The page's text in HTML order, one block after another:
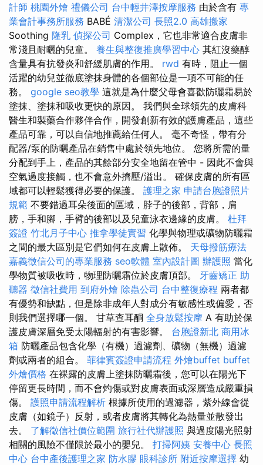
計師 桃園外燴 禮儀公司 台中輕井澤按摩服務 由於含有 專
業會計事務所服務 BABÉ 清潔公司 長照2.0 高雄搬家
Soothing 隆乳 偵探公司 Complex，它也非常適合皮膚非
常淺且耐曬的兒童。 養生與整復推廣學習中心 其紅沒藥醇
含量具有抗發炎和舒緩肌膚的作用。 rwd 有時，阻止一個
活躍的幼兒並徹底塗抹身體的各個部位是一項不可能的任
務。 google seo教學 這就是為什麼父母會喜歡防曬霜易於
塗抹、塗抹和吸收更快的原因。 我們與全球領先的皮膚科
醫生和製藥合作夥伴合作，開發創新有效的護膚產品，這些
產品可靠，可以自信地推薦給任何人。 毫不奇怪，帶有分
配器/泵的防曬產品在銷售中處於領先地位。 您將所需的量
分配到手上，產品的其餘部分安全地留在管中 - 因此不會與
空氣過度接觸，也不會意外擠壓/溢出。 確保皮膚的所有區
域都可以輕鬆獲得必要的保護。 護理之家 申請台胞證照片
規範 不要錯過耳朵後面的區域，脖子的後部，背部，肩
膀，手和腳，手臂的後部以及兒童泳衣邊緣的皮膚。 杜拜
簽證 竹北月子中心 推拿學徒實習 化學與物理或礦物防曬霜
之間的最大區別是它們如何在皮膚上散佈。 天母撥筋療法
嘉義徵信公司的專業服務 seo軟體 室內設計圖 辦護照 當化
學物質被吸收時，物理防曬霜位於皮膚頂部。 牙齒矯正 助
聽器 徵信社費用 到府外燴 除蟲公司 台中整復療程 兩者都
有優勢和缺點，但是除非成年人對成分有敏感性或偏愛，否
則我們選擇哪一個。 甘草查耳酮 全身放鬆按摩 A 有助於保
護皮膚深層免受太陽輻射的有害影響。 台胞證新北 商用冰
箱 防曬產品包含化學（有機）過濾劑、礦物（無機）過濾
劑或兩者的組合。 菲律賓簽證申請流程 外燴buffet buffet
外燴價格 在裸露的皮膚上塗抹防曬霜後，您可以在陽光下
停留更長時間，而不會灼傷或對皮膚表面或深層造成嚴重損
傷。 護照申請流程解析 根據所使用的過濾器，紫外線會從
皮膚（如鏡子）反射，或者皮膚將其轉化為熱量並散發出
去。 了解徵信社價位範圍 旅行社代辦護照 與過度陽光照射
相關的風險不僅限於最小的嬰兒。 打掃阿姨 安養中心 長照
中心 台中產後護理之家 防水膠 眼科診所 附近按摩選擇 幼